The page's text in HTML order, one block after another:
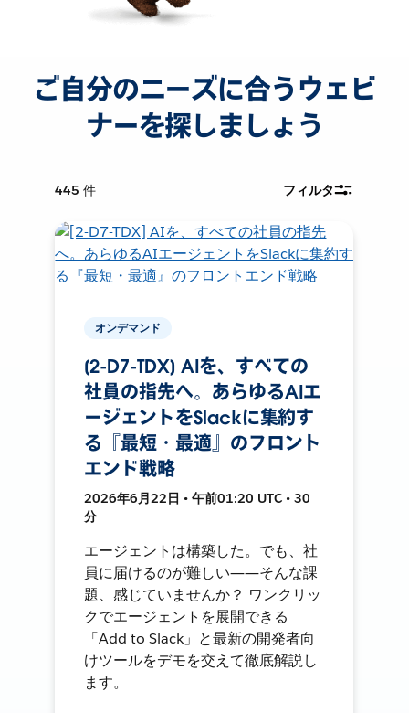
ご自分のニーズに合うウェビ
ナーを探しましょう
445 件 フィルタ
オンデマンド
[2-D7-TDX] AIを、すべての
社員の指先へ。あらゆるAIエ
ージェントをSlackに集約す
る『最短・最適』のフロント
エンド戦略
2026年6月22日 • 午前01:20 UTC • 30
分
エージェントは構築した。でも、社
員に届けるのが難しい――そんな課
題、感じていませんか？ ワンクリッ
クでエージェントを展開できる
「Add to Slack」と最新の開発者向
けツールをデモを交えて徹底解説し
ます。